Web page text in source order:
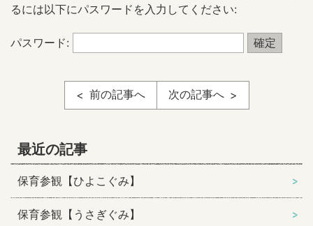
るには以下にパスワードを入力してください:
パスワード:
前の記事へ 次の記事へ
最近の記事
保育参観【ひよこぐみ】
保育参観【うさぎぐみ】